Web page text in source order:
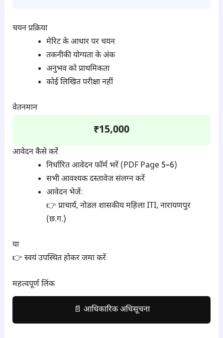
चयन प्रक्रिया
मेरिट के आधार पर चयन
तकनीकी योग्यता के अंक
अनुभव को प्राथमिकता
कोई लिखित परीक्षा नहीं
वेतनमान
₹15,000
आवेदन कैसे करें
निर्धारित आवेदन फॉर्म भरें (PDF Page 5–6)
सभी आवश्यक दस्तावेज संलग्न करें
आवेदन भेजें:
👉 प्राचार्य, नोडल शासकीय महिला ITI, नारायणपुर
(छ.ग.)
या
👉 स्वयं उपस्थित होकर जमा करें
महत्वपूर्ण लिंक
📄 आधिकारिक अधिसूचना